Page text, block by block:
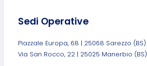
Sedi Operative
Piazzale Europa, 68 | 25068 Sarezzo (BS)
Via San Rocco, 22 | 25025 Manerbio (BS)